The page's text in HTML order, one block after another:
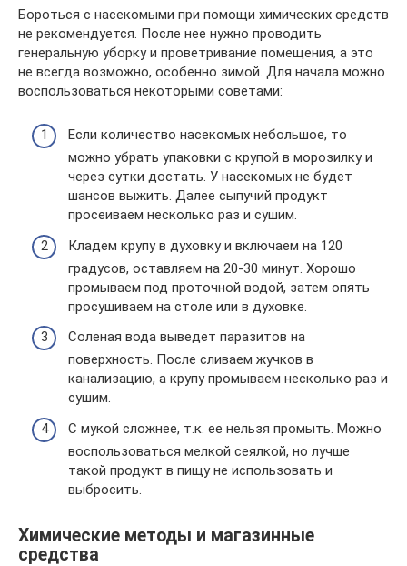
Бороться с насекомыми при помощи химических средств
не рекомендуется. После нее нужно проводить
генеральную уборку и проветривание помещения, а это
не всегда возможно, особенно зимой. Для начала можно
воспользоваться некоторыми советами:
Если количество насекомых небольшое, то
можно убрать упаковки с крупой в морозилку и
через сутки достать. У насекомых не будет
шансов выжить. Далее сыпучий продукт
просеиваем несколько раз и сушим.
Кладем крупу в духовку и включаем на 120
градусов, оставляем на 20-30 минут. Хорошо
промываем под проточной водой, затем опять
просушиваем на столе или в духовке.
Соленая вода выведет паразитов на
поверхность. После сливаем жучков в
канализацию, а крупу промываем несколько раз и
сушим.
С мукой сложнее, т.к. ее нельзя промыть. Можно
воспользоваться мелкой сеялкой, но лучше
такой продукт в пищу не использовать и
выбросить.
Химические методы и магазинные
средства